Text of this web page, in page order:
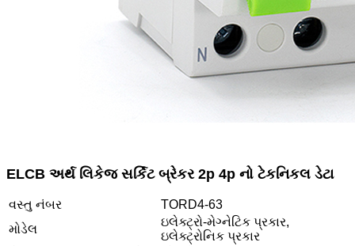
ELCB અર્થ લિકેજ સર્કિટ બ્રેકર 2p 4p નો ટેકનિકલ ડેટા
વસ્તુ નંબર
TORD4-63
મોડેલ
ઇલેક્ટ્રો-મેગ્નેટિક પ્રકાર,
ઇલેક્ટ્રોનિક પ્રકાર